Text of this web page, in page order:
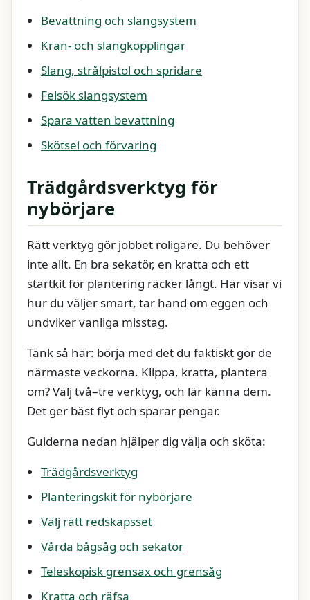
Bevattning och slangsystem
Kran- och slangkopplingar
Slang, strålpistol och spridare
Felsök slangsystem
Spara vatten bevattning
Skötsel och förvaring
Trädgårdsverktyg för
nybörjare
Rätt verktyg gör jobbet roligare. Du behöver
inte allt. En bra sekatör, en kratta och ett
startkit för plantering räcker långt. Här visar vi
hur du väljer smart, tar hand om eggen och
undviker vanliga misstag.
Tänk så här: börja med det du faktiskt gör de
närmaste veckorna. Klippa, kratta, plantera
om? Välj två–tre verktyg, och lär känna dem.
Det ger bäst flyt och sparar pengar.
Guiderna nedan hjälper dig välja och sköta:
Trädgårdsverktyg
Planteringskit för nybörjare
Välj rätt redskapsset
Vårda bågsåg och sekatör
Teleskopisk grensax och grensåg
Kratta och räfsa